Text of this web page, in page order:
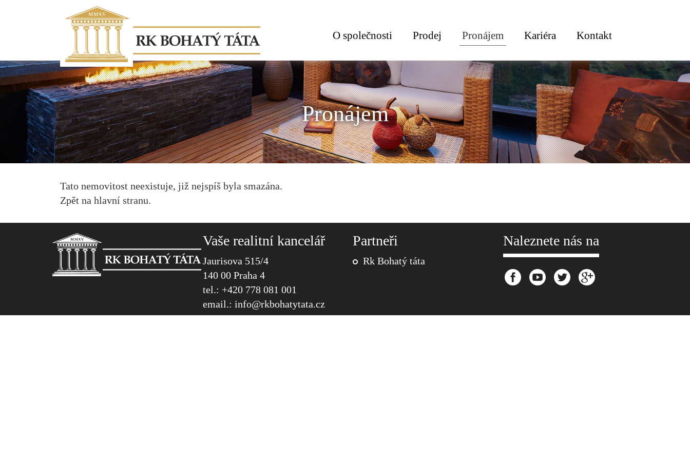
O společnosti Prodej Pronájem Kariéra Kontakt
Pronájem
Tato nemovitost neexistuje, již nejspíš byla smazána.
Zpět na hlavní stranu.
Vaše realitní kancelář
Jaurisova 515/4
140 00 Praha 4
tel.: +420 778 081 001
email.: info@rkbohatytata.cz
Partneři
Rk Bohatý táta
Naleznete nás na